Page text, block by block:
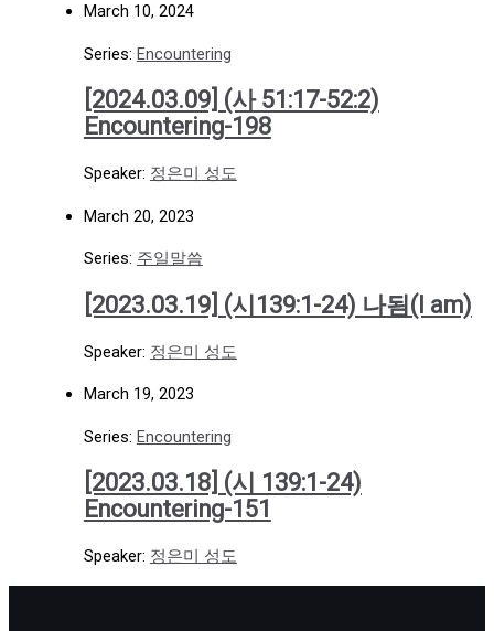
March 10, 2024
Series: Encountering
[2024.03.09] (사 51:17-52:2)
Encountering-198
Speaker: 정은미 성도
March 20, 2023
Series: 주일말씀
[2023.03.19] (시139:1-24) 나됨(I am)
Speaker: 정은미 성도
March 19, 2023
Series: Encountering
[2023.03.18] (시 139:1-24)
Encountering-151
Speaker: 정은미 성도